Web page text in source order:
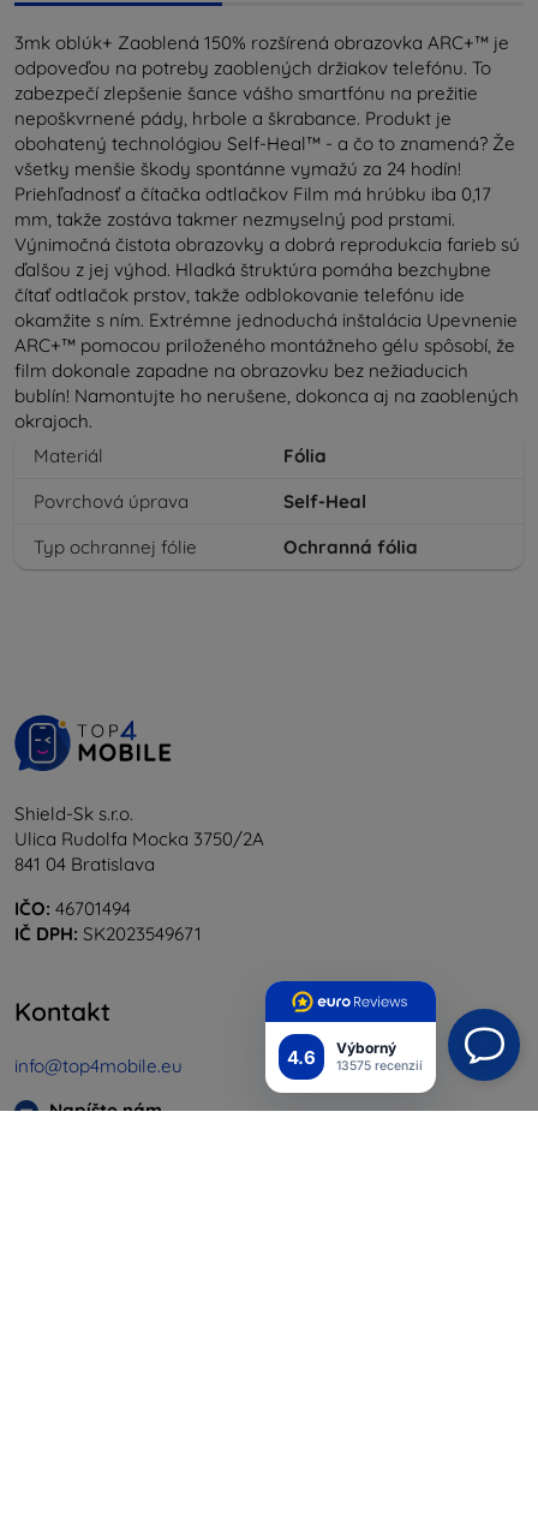
4.6 Výborný
13575 recenzií
3mk oblúk+ Zaoblená 150% rozšírená obrazovka ARC+™ je
odpoveďou na potreby zaoblených držiakov telefónu. To
zabezpečí zlepšenie šance vášho smartfónu na prežitie
nepoškvrnené pády, hrbole a škrabance. Produkt je
obohatený technológiou Self-Heal™ - a čo to znamená? Že
všetky menšie škody spontánne vymažú za 24 hodín!
Priehľadnosť a čítačka odtlačkov Film má hrúbku iba 0,17
mm, takže zostáva takmer nezmyselný pod prstami.
Výnimočná čistota obrazovky a dobrá reprodukcia farieb sú
ďalšou z jej výhod. Hladká štruktúra pomáha bezchybne
čítať odtlačok prstov, takže odblokovanie telefónu ide
okamžite s ním. Extrémne jednoduchá inštalácia Upevnenie
ARC+™ pomocou priloženého montážneho gélu spôsobí, že
film dokonale zapadne na obrazovku bez nežiaducich
bublín! Namontujte ho nerušene, dokonca aj na zaoblených
okrajoch.
Materiál
Fólia
Povrchová úprava
Self-Heal
Typ ochrannej fólie
Ochranná fólia
Shield-Sk s.r.o.
Ulica Rudolfa Mocka 3750/2A
841 04 Bratislava
IČO: 46701494
IČ DPH: SK2023549671
Kontakt
info@top4mobile.eu
Napíšte nám